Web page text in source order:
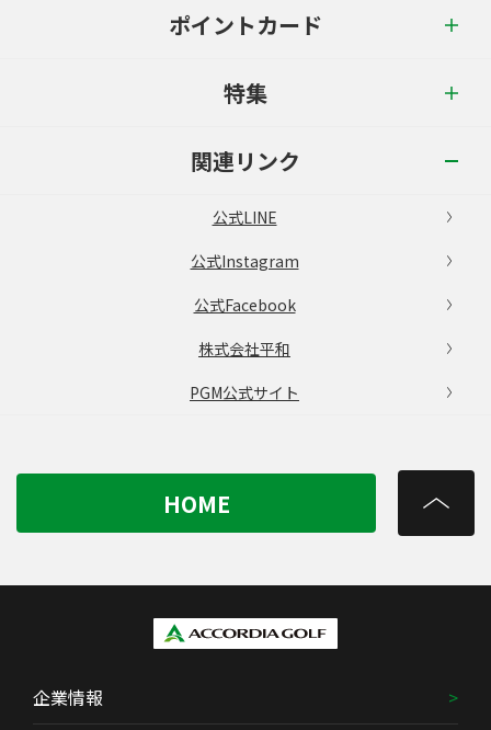
ポイントカード
特集
関連リンク
公式LINE
公式Instagram
公式Facebook
株式会社平和
PGM公式サイト
HOME
企業情報